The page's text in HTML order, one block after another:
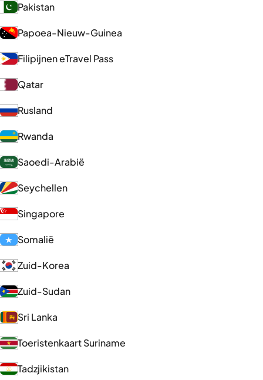
Pakistan
Papoea-Nieuw-Guinea
Filipijnen eTravel Pass
Qatar
Rusland
Rwanda
Saoedi-Arabië
Seychellen
Singapore
Somalië
Zuid-Korea
Zuid-Sudan
Sri Lanka
Toeristenkaart Suriname
Tadzjikistan